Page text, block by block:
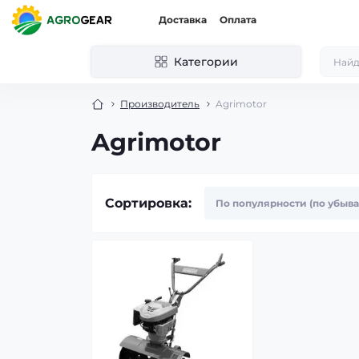
Доставка Оплата
Категории
Производитель Agrimotor
Agrimotor
Сортировка: